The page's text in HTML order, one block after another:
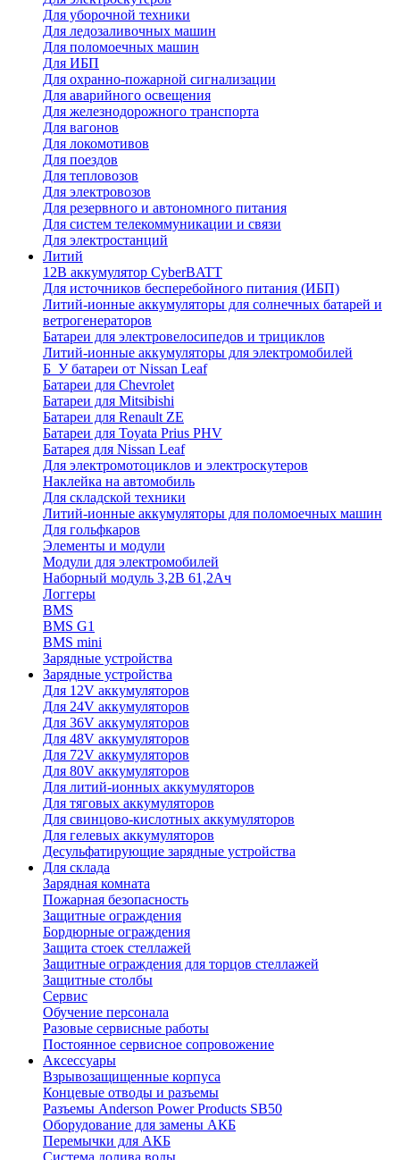
Для уборочной техники
Для ледозаливочных машин
Для поломоечных машин
Для ИБП
Для охранно-пожарной сигнализации
Для аварийного освещения
Для железнодорожного транспорта
Для вагонов
Для локомотивов
Для поездов
Для тепловозов
Для электровозов
Для резервного и автономного питания
Для систем телекоммуникации и связи
Для электростанций
Литий
12В аккумулятор CyberBATT
Для источников бесперебойного питания (ИБП)
Литий-ионные аккумуляторы для солнечных батарей и
ветрогенераторов
Батареи для электровелосипедов и трициклов
Литий-ионные аккумуляторы для электромобилей
Б_У батареи от Nissan Leaf
Батареи для Chevrolet
Батареи для Mitsibishi
Батареи для Renault ZE
Батареи для Toyata Prius PHV
Батарея для Nissan Leaf
Для электромотоциклов и электроскутеров
Наклейка на автомобиль
Для складской техники
Литий-ионные аккумуляторы для поломоечных машин
Для гольфкаров
Элементы и модули
Модули для электромобилей
Наборный модуль 3,2В 61,2Ач
Логгеры
BMS
BMS G1
BMS mini
Зарядные устройства
Зарядные устройства
Для 12V аккумуляторов
Для 24V аккумуляторов
Для 36V аккумуляторов
Для 48V аккумуляторов
Для 72V аккумуляторов
Для 80V аккумуляторов
Для литий-ионных аккумуляторов
Для тяговых аккумуляторов
Для свинцово-кислотных аккумуляторов
Для гелевых аккумуляторов
Десульфатирующие зарядные устройства
Для склада
Зарядная комната
Пожарная безопасность
Защитные ограждения
Бордюрные ограждения
Защита стоек стеллажей
Защитные ограждения для торцов стеллажей
Защитные столбы
Сервис
Обучение персонала
Разовые сервисные работы
Постоянное сервисное сопровожение
Аксессуары
Взрывозащищенные корпуса
Концевые отводы и разъемы
Разъемы Anderson Power Products SB50
Оборудование для замены АКБ
Перемычки для АКБ
Система долива воды